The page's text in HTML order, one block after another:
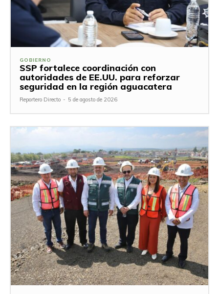
GOBIERNO
SSP fortalece coordinación con
autoridades de EE.UU. para reforzar
seguridad en la región aguacatera
Reportero Directo - 5 de agosto de 2026